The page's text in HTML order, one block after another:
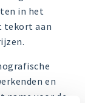
in het
tekort aan
en
name voor de